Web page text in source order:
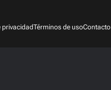
privacidadTérminos de usoContacto